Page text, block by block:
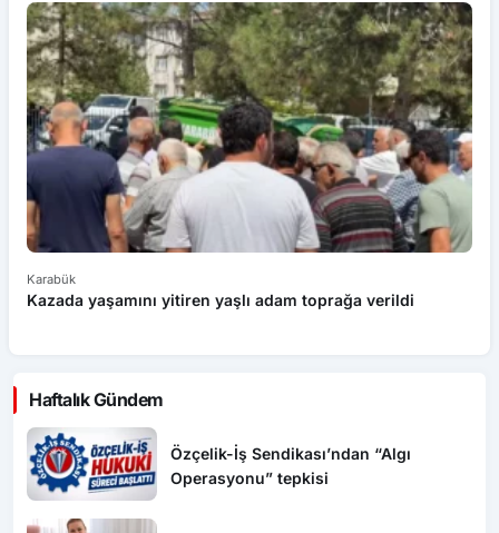
Karabük
Kazada yaşamını yitiren yaşlı adam toprağa verildi
Haftalık Gündem
Özçelik-İş Sendikası’ndan “Algı
Operasyonu” tepkisi